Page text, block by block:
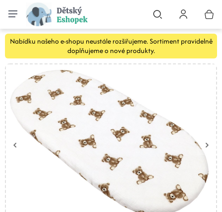
Nabídku našeho e-shopu neustále rozšiřujeme. Sortiment pravidelně
doplňujeme o nové produkty.